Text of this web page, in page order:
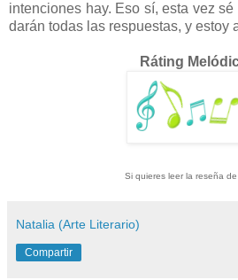
intenciones hay. Eso sí, esta vez
darán todas las respuestas, y estoy
Ráting
Si quieres leer la reseña
Natalia (Arte Literario)
Compartir